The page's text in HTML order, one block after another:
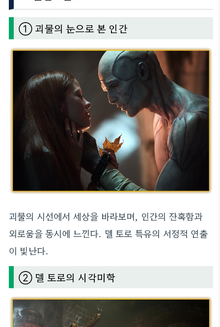
① 괴물의 눈으로 본 인간
괴물의 시선에서 세상을 바라보며, 인간의 잔혹함과
외로움을 동시에 느낀다. 델 토로 특유의 서정적 연출
이 빛난다.
② 델 토로의 시각미학